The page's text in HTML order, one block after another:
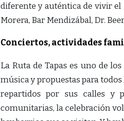
diferente y auténtica de vivir el
Morera, Bar Mendizábal, Dr.
Conciertos, actividades
La Ruta de Tapas es uno de
música y propuestas para
repartidos por sus calles y
comunitarias, la celebración